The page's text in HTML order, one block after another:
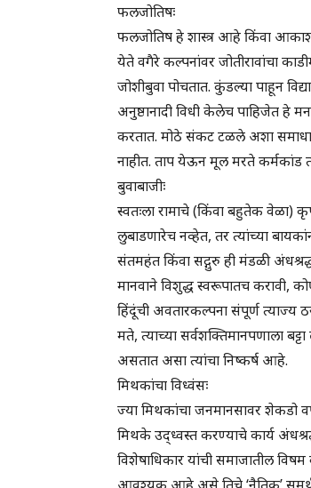
फलजोतिषः
फलजोतिष हे शास्त्र आहे किंवा
येते वगैरे कल्पनांवर जोतीरावांचा
जोशीबुवा पोचतात. कुंडल्या पाहून
अनुष्ठानादी विधी केलेच पाहिजेत हे
करतात. मोठे संकट टळले अशा
नाहीत. ताप येऊन मूल मरते कर्मकांड
बुवाबाजीः
स्वतःला रामाचे (किंवा बहुतेक वेळा)
लुबाडणारेच नव्हेत, तर त्यांच्या
संतमहंत किंवा सद्गुरु ही मंडळी
मानवाने विशुद्ध स्वरूपातच करावी,
हिंदूंची अवतारकल्पना संपूर्ण त्याज्य
मते, त्याच्या सर्वशक्तिमानपणाला
असतात असा त्यांचा निष्कर्ष आहे.
मिथकांचा विध्वंसः
ज्या मिथकांचा जनमानसावर शेकडो
मिथके उद्ध्वस्त करण्याचे कार्य
विशेषाधिकार यांची समाजातील